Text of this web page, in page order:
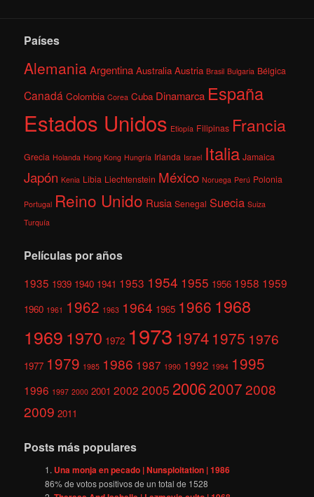
Países
AlemaniaArgentina Australia Austria Brasil Bulgaria Bélgica
Canadá Colombia Corea Cuba Dinamarca España
Estados Unidos Etiopía Filipinas Francia
Grecia Holanda Hong Kong Hungría Irlanda Israel Italia Jamaica
Japón Kenia Libia Liechtenstein México Noruega Perú Polonia
Portugal Reino Unido Rusia Senegal Suecia Suiza
Turquía
Películas por años
1935 1939 1940 1941 1953 1954 1955 1956 1958 1959
1960 1961 1962 1963 1964 1965 1966 1968
1969 1970 1972 1973 1974 1975 1976
1977 1979 1985 1986 1987 1990 1992 1994 1995
1996 1997 2000 2001 2002 2005 200620072008
2009 2011
Posts más populares
Una monja en pecado | Nunsploitation | 1986
86% de votos positivos de un total de 1528